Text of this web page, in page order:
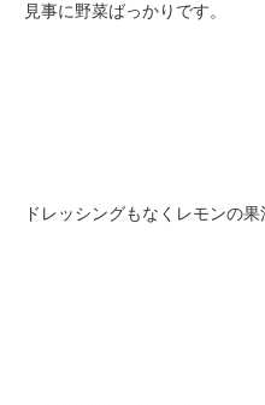
見事に野菜ばっかりです。
ドレッシングもなくレモンの果